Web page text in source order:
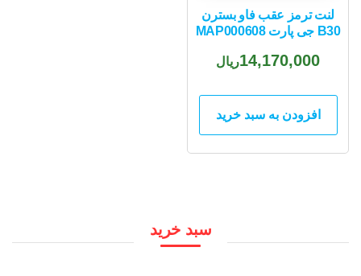
لنت ترمز عقب فاو بسترن
B30 جی پارت MAP000608
14,170,000ریال
افزودن به سبد خرید
سبد خرید